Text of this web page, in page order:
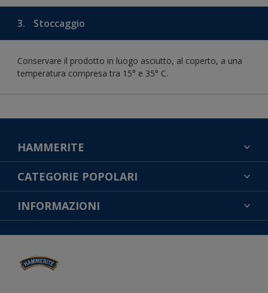
3. Stoccaggio
Conservare il prodotto in luogo asciutto, al coperto, a una
temperatura compresa tra 15° e 35° C.
HAMMERITE
TROVA UN COLORE
CONTATTACI
MAPPA DEL SITO
CATEGORIE POPOLARI
NOTE LEGALI
COOKIES
INFORMATIVA SULLA PRIVACY
IMPOSTAZIONI DEI COOKIE
INFORMAZIONI